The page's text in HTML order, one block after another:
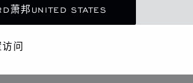
萧邦UNITED STATES
问